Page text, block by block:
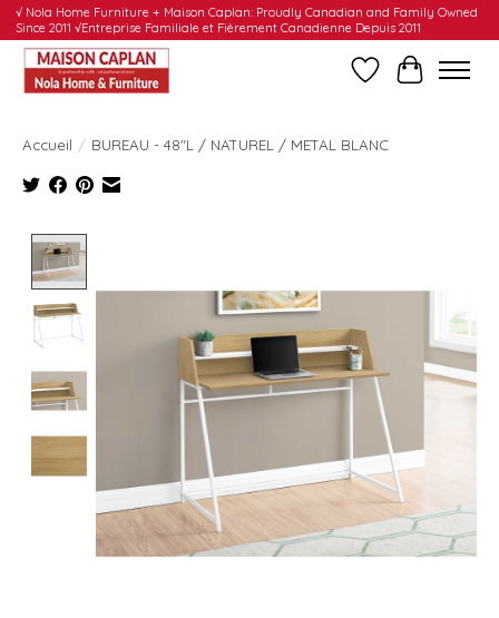
√ Nola Home Furniture + Maison Caplan: Proudly Canadian and Family Owned
Since 2011 √Entreprise Familiale et Fièrement Canadienne Depuis 2011
Liste dePanier
Accueil / BUREAU - 48"L / NATUREL / METAL BLANC